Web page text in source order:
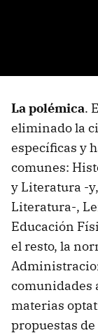
La polémica.
eliminado la
específicas y
comunes:
y Literatura -
Literatura-,
Educación
el resto, la
comunidades
materias
propuestas